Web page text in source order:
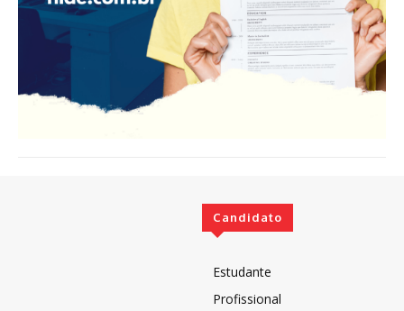
Candidato
Estudante
Profissional